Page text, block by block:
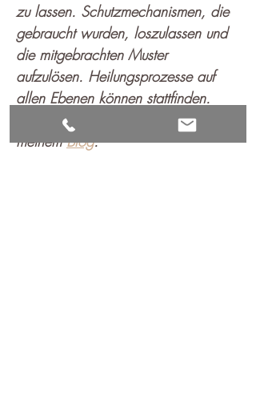
zu lassen. Schutzmechanismen, die
gebraucht wurden, loszulassen und
die mitgebrachten Muster
aufzulösen. Heilungsprozesse auf
allen Ebenen können stattfinden.
Mehr Informationen finden Sie auf
meinem Blog.